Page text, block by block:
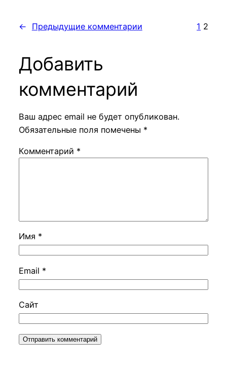
← Предыдущие комментарии 1 2
Добавить
комментарий
Ваш адрес email не будет опубликован.
Обязательные поля помечены *
Комментарий *
Имя *
Email *
Сайт